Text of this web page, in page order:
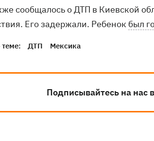
сообщалось о ДТП в Киевской
Его задержали. Ребенок был
теме: ДТП Мексика
Подписывайтесь на нас